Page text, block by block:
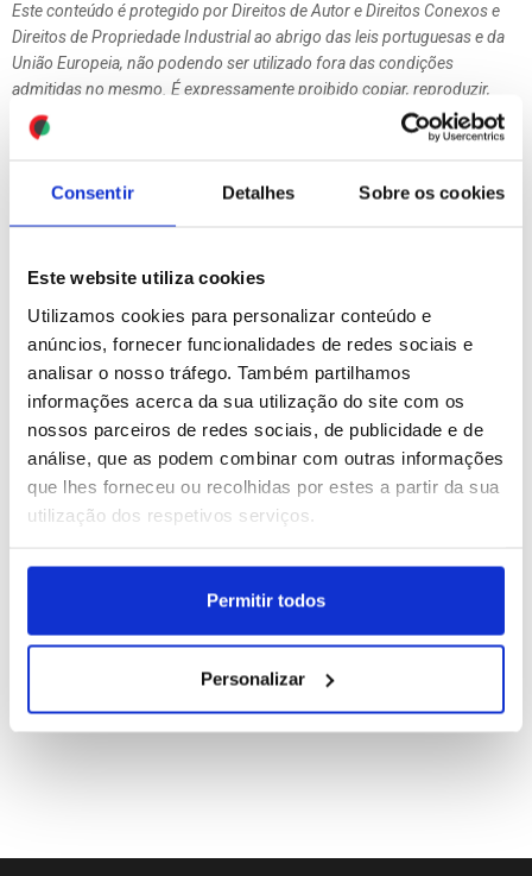
Consentir Detalhes Sobre os cookies
Este website utiliza cookies
Utilizamos cookies para personalizar conteúdo e
anúncios, fornecer funcionalidades de redes sociais e
analisar o nosso tráfego. Também partilhamos
informações acerca da sua utilização do site com os
nossos parceiros de redes sociais, de publicidade e de
análise, que as podem combinar com outras informações
que lhes forneceu ou recolhidas por estes a partir da sua
utilização dos respetivos serviços.
Permitir todos
Personalizar
Este conteúdo é protegido por Direitos de Autor e Direitos Conexos e
Direitos de Propriedade Industrial ao abrigo das leis portuguesas e da
União Europeia, não podendo ser utilizado fora das condições
admitidas no mesmo. É expressamente proibido copiar, reproduzir,
modificar, exibir, transmitir ou divulgar, por qualquer forma ou para
qualquer fim os conteúdos deste site, sem prévia e devida autorização
MAISLIDAS
1
Calema e Diogo Piçarra são cabeças de cartaz na
2
Festas do Povo de Campo Maior arrancam no sábado
e esperam mais de 400 mil visitantes
3
Festas do Povo de Campo Maior começam hoje e
esperam mais de 400 mil visitantes
Boomland” em Idanha-a-Nova
5
da União Europeia